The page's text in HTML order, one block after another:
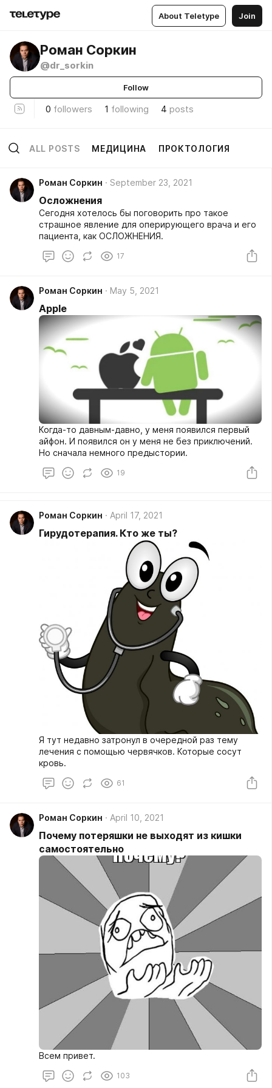
About Teletype Join
Роман Соркин
@dr_sorkin
Follow
0 followers 1 following 4 posts
ALL POSTS МЕДИЦИНА ПРОКТОЛОГИЯ
Роман Соркин September 23, 2021
Осложнения
Сегодня хотелось бы поговорить про такое
страшное явление для оперирующего врача и его
пациента, как ОСЛОЖНЕНИЯ.
17
Роман Соркин May 5, 2021
Apple
Когда-то давным-давно, у меня появился первый
айфон. И появился он у меня не без приключений.
Но сначала немного предыстории.
19
Роман Соркин April 17, 2021
Гирудотерапия. Кто же ты?
Я тут недавно затронул в очередной раз тему
лечения с помощью червячков. Которые сосут
кровь.
61
Роман Соркин April 10, 2021
Почему потеряшки не выходят из кишки
самостоятельно
Всем привет.
103